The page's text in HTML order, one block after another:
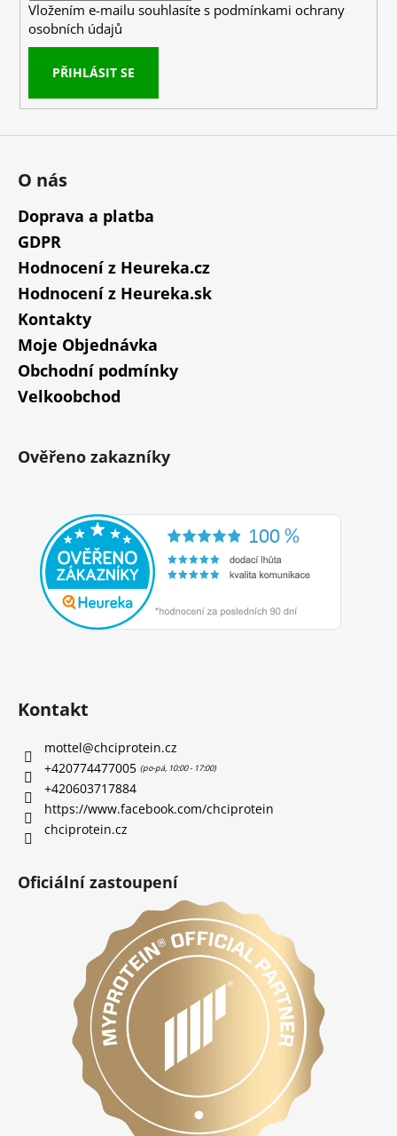
Vložením e-mailu souhlasíte s podmínkami ochrany
osobních údajů
PŘIHLÁSIT SE
O nás
Doprava a platba
GDPR
Hodnocení z Heureka.cz
Hodnocení z Heureka.sk
Kontakty
Moje Objednávka
Obchodní podmínky
Velkoobchod
Ověřeno zakazníky
Kontakt
mottel@chciprotein.cz
+420774477005
+420603717884
https://www.facebook.com/chciprotein
chciprotein.cz
Oficiální zastoupení